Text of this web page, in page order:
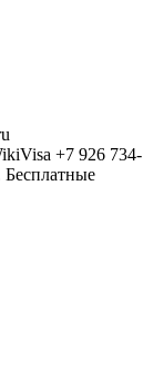
+7 926 734-
Бесплатные